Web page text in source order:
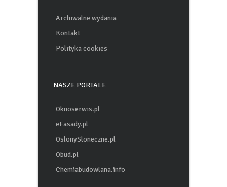
Archiwalne wydania
Kontakt
Polityka cookies
NASZE PORTALE
Oknoserwis.pl
eFasady.pl
OslonySloneczne.pl
Obud.pl
Chemiabudowlana.info